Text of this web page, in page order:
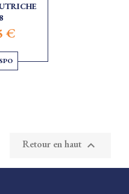
€
Retour en haut 